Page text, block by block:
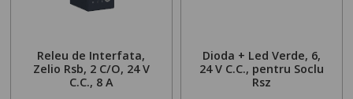
Releu de Interfata,
Zelio Rsb, 2 C/O, 24 V
C.C., 8 A
Dioda + Led Verde, 6,
24 V C.C., pentru Soclu
Rsz